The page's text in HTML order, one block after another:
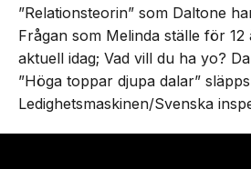
”Relationsteorin” som Daltone
Frågan som Melinda ställe för
aktuell idag; Vad vill du ha yo?
”Höga toppar djupa dalar”
Ledighetsmaskinen/Svenska